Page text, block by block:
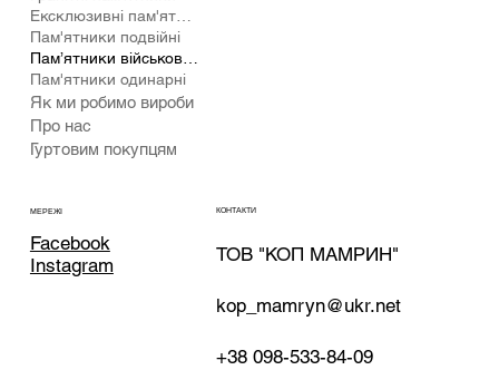
Ексклюзивні пам'ятники
Пам'ятники подвійні
Пам’ятники військовим
Пам'ятники одинарні
Як ми робимо вироби
Про нас
Гуртовим покупцям
МЕРЕЖІ
Facebook
Instagram
КОНТАКТИ
ТОВ "КОП МАМРИН"
kop_mamryn@ukr.net
+38 098-533-84-09